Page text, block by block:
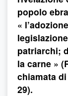
popolo
«
patriarchi;
la carne »
chiamata
29).